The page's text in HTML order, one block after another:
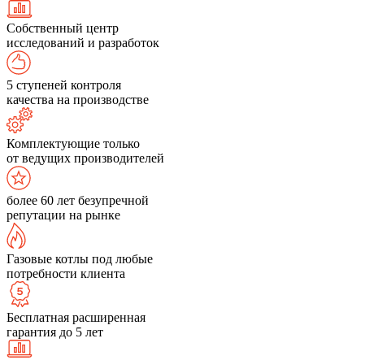
Собственный центр
исследований и разработок
5 ступеней контроля
качества на производстве
Комплектующие только
от ведущих производителей
более 60 лет безупречной
репутации на рынке
Газовые котлы под любые
потребности клиента
Бесплатная расширенная
гарантия до 5 лет